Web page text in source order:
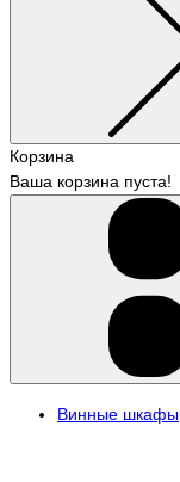
Корзина
Ваша корзина пуста!
Винные шкафы